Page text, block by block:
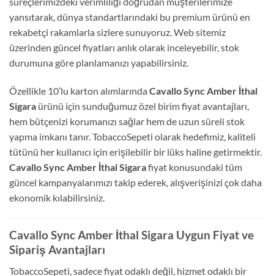
yansıtarak, dünya standartlarındaki bu premium ürünü en
rekabetçi rakamlarla sizlere sunuyoruz. Web sitemiz
üzerinden güncel fiyatları anlık olarak inceleyebilir, stok
durumuna göre planlamanızı yapabilirsiniz.
Özellikle 10’lu karton alımlarında Cavallo Sync Amber İthal
Sigara ürünü için sunduğumuz özel birim fiyat avantajları,
hem bütçenizi korumanızı sağlar hem de uzun süreli stok
yapma imkanı tanır. TobaccoSepeti olarak hedefimiz, kaliteli
tütünü her kullanıcı için erişilebilir bir lüks haline getirmektir.
Cavallo Sync Amber İthal Sigarafiyat konusundaki tüm
güncel kampanyalarımızı takip ederek, alışverişinizi çok daha
ekonomik kılabilirsiniz.
Cavallo Sync Amber İthal Sigara Uygun Fiyat ve
Sipariş Avantajları
TobaccoSepeti, sadece fiyat odaklı değil, hizmet odaklı bir